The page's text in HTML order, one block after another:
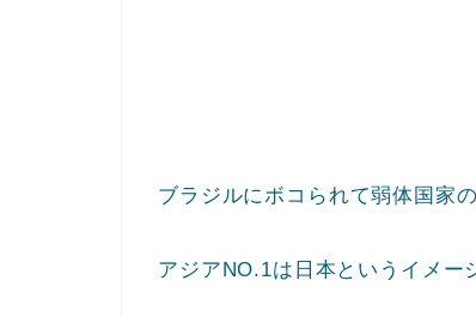
ブラジルにボコられて弱体国家
アジアNO.1は日本というイメー